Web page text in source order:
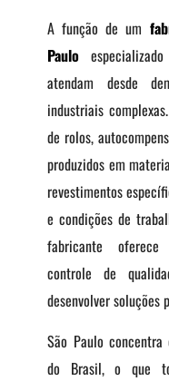
A função de um
Paulo
atendam desde
industriais
de rolos,
produzidos em
revestimentos
e condições de
fabricante oferece
controle de
desenvolver soluções
São Paulo
do Brasil, o que